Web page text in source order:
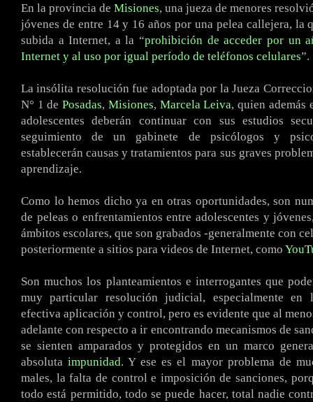
En la provincia de Misiones, una jueza de menores
jóvenes de entre 14 y 16 años por una pelea callejera, la
subida a Internet, a la “prohibición de acceder por un
Internet y al uso por igual período de teléfonos celulares”.
La insólita resolución fue adoptada por la Jueza
N° 1 dePosadas, Misiones, Marcela Leiva, quien además
adolescentes deberán continuar con sus estudios
seguimiento de un gabinete de psicólogos y
establecerán causas y tratamientos para sus graves
aprendizaje.
Como lo hemos dicho ya en otras oportunidades, son
de peleas o enfrentamientos entre adolescentes y
ámbitos escolares, que son grabados -generalmente con
posteriormente a sitios para videos de Internet, como
Son muchos los planteamientos e interrogantes que
muy particular resolución judicial, especialmente
efectiva aplicación y control, pero es evidente que al
adelante con respecto a ir encontrando mecanismos de
se sienten amparados y protegidos en un marco
absolutaimpunidad. Y ese es el mayor problema de
males, la falta de control e imposición de sanciones,
todo está permitido, todo se puede hacer, total nadie